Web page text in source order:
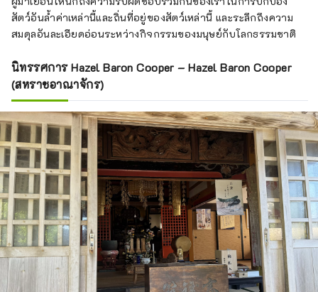
สัตว์อันล้ำค่าเหล่านี้และถิ่นที่อยู่ของสัตว์เหล่านี้ และระลึกถึงความ
สมดุลอันละเอียดอ่อนระหว่างกิจกรรมของมนุษย์กับโลกธรรมชาติ
นิทรรศการ Hazel Baron Cooper – Hazel Baron Cooper
(สหราชอาณาจักร)